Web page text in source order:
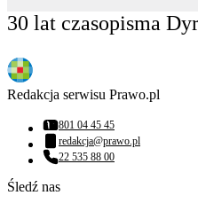
30 lat czasopisma
Redakcja serwisu Prawo.pl
Numer telefonu:
801 04 45 45
Adres email:
redakcja@prawo.pl
Numer telefonu:
22 535 88 00
Śledź nas